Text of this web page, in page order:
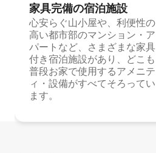
家具完備の宿⁠泊⁠施⁠設
心安らぐ山小屋や、利便性の
高い都市部のマンション・ア
パートなど、さまざまな家具
付き宿泊施設があり、どこも
普段お家で使用するアメニテ
ィ・設備がすべてそろってい
ます。